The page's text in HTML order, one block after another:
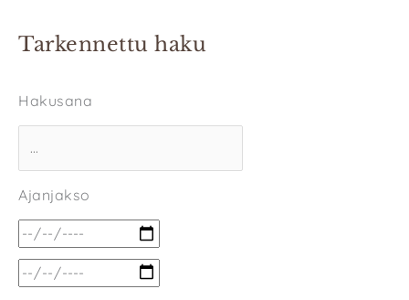
Tarkennettu haku
Hakusana
Ajanjakso